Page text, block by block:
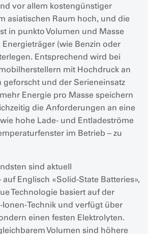
vor allem kostengünstiger
asiatischen Raum hoch, und die
in punkto Volumen und Masse
(wie Benzin oder
Entsprechend wird bei
mit Hochdruck an
geforscht und der Serieneinsatz
Energie pro Masse speichern
die Anforderungen an eine
hohe Lade- und Entladeströme
im Betrieb – zu
sind aktuell
Englisch «Solid-State Batteries»,
Technologie basiert auf der
Technik und verfügt über
einen festen Elektrolyten.
Volumen sind höhere